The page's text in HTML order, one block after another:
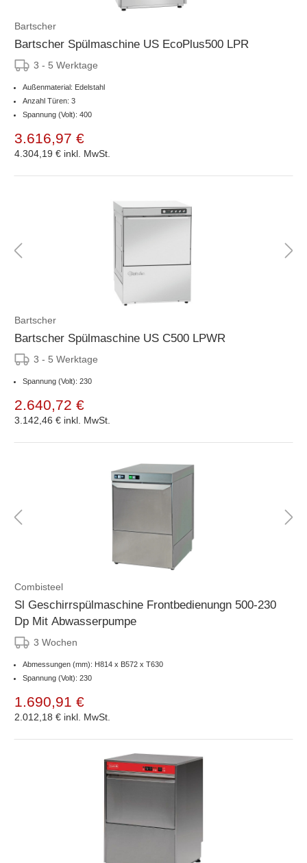
Bartscher
Bartscher Spülmaschine US EcoPlus500 LPR
3 - 5 Werktage
Außenmaterial: Edelstahl
Anzahl Türen: 3
Spannung (Volt): 400
3.616,97 €
4.304,19 € inkl. MwSt.
Bartscher
Bartscher Spülmaschine US C500 LPWR
3 - 5 Werktage
Spannung (Volt): 230
2.640,72 €
3.142,46 € inkl. MwSt.
Combisteel
Sl Geschirrspülmaschine Frontbedienungn 500-230
Dp Mit Abwasserpumpe
3 Wochen
Abmessungen (mm): H814 x B572 x T630
Spannung (Volt): 230
1.690,91 €
2.012,18 € inkl. MwSt.